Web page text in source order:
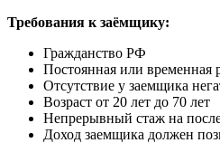
Требования к заёмщику:
Гражданство РФ
Постоянная или временная
Отсутствие у заемщика
Возраст от 20 лет до 70 лет
Непрерывный стаж на
Доход заемщика должен